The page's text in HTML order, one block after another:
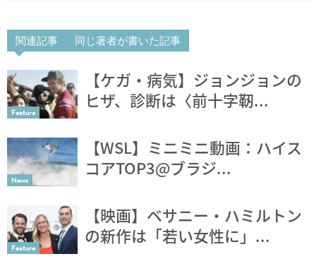
関連記事 同じ著者が書いた記事
Feature
【ケガ・病気】ジョンジョンの
ヒザ、診断は〈前十字靭...
News
【WSL】ミニミニ動画：ハイス
コアTOP3@ブラジ...
Feature
【映画】ベサニー・ハミルトン
の新作は「若い女性に」...